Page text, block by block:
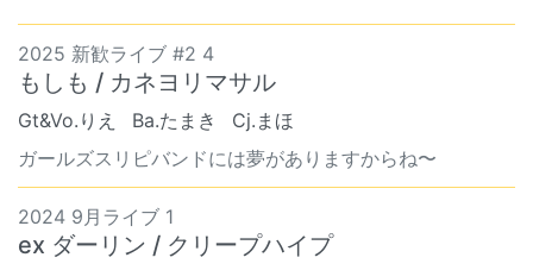
2025 新歓ライブ #2 4
もしも / カネヨリマサル
Gt&Vo.りえ Ba.たまき
Cj.まほ
ガールズスリピバンドには夢がありますからね〜
2024 9月ライブ 1
ex ダーリン / クリープハイプ